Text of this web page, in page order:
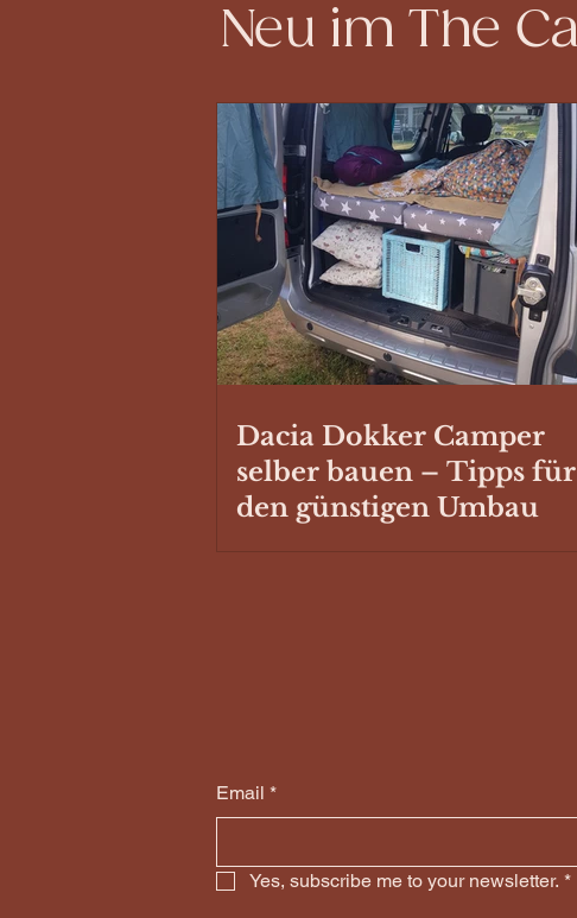
Neu im The
Dacia Dokker Camper
selber bauen – Tipps für
den günstigen Umbau
Email *
Yes, subscribe me to your newsletter. *